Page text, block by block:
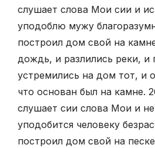
слушает слова Мои сии и
уподоблю мужу
построил дом свой на
дождь, и разлились реки, и
устремились на дом тот, и
что основан был на камне.
слушает сии слова Мои и
уподобится человеку
построил дом свой на